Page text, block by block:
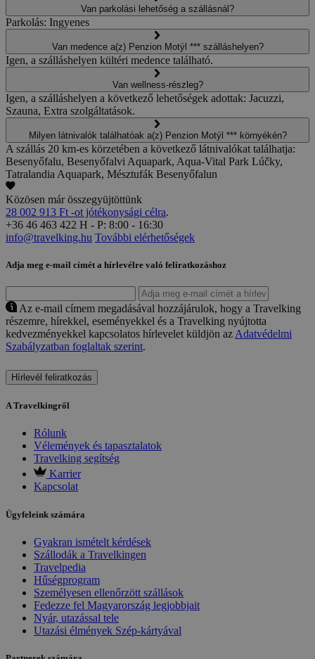
Van parkolási lehetőség a szállásnál?
Parkolás: Ingyenes
Van medence a(z) Penzion Motýl *** szálláshelyen?
Igen, a szálláshelyen kültéri medence található.
Van wellness-részleg?
Igen, a szálláshelyen a következő lehetőségek adottak: Jacuzzi,
Szauna, Extra szolgáltatások.
Milyen látnivalók találhatóak a(z) Penzion Motýl *** környékén?
A szállás 20 km-es körzetében a következő látnivalókat találhatja:
Besenyőfalu, Besenyőfalvi Aquapark, Aqua-Vital Park Lúčky,
Tatralandia Aquapark, Mésztufák Besenyőfalun
Közösen már összegyüjtöttünk
28 002 913 Ft -ot jótékonysági célra.
+36 46 463 422 H - P: 8:00 - 16:30
info@travelking.hu További elérhetőségek
Adja meg e-mail címét a hírlevélre való feliratkozáshoz
Az e-mail címem megadásával hozzájárulok, hogy a Travelking
részemre, hírekkel, eseményekkel és a Travelking nyújtotta
kedvezményekkel kapcsolatos hírlevelet küldjön az Adatvédelmi
Szabályzatban foglaltak szerint.
Hírlevél feliratkozás
A Travelkingről
Rólunk
Vélemények és tapasztalatok
Travelking segítség
Karrier
Kapcsolat
Ügyfeleink számára
Gyakran ismételt kérdések
Szállodák a Travelkingen
Travelpedia
Hűségprogram
Személyesen ellenőrzött szállások
Fedezze fel Magyarország legjobbjait
Nyár, utazással tele
Utazási élmények Szép-kártyával